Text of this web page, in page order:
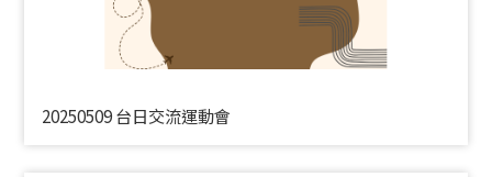
20250509 台日交流運動會